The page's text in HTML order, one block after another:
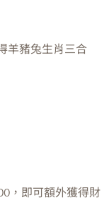
羊豬兔生肖三合
，即可額外獲得財